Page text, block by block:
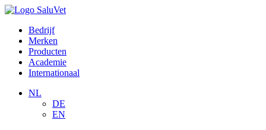
Bedrijf
Merken
Producten
Academie
Internationaal
NL
DE
EN